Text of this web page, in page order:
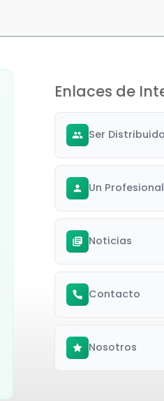
Enlaces de
Ser
Un
Noticias
Contacto
Nosotros